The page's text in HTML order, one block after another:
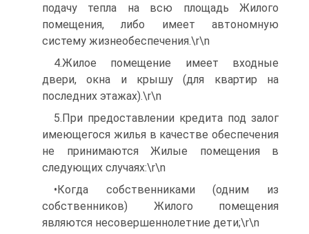
подачу тепла на всю площадь Жилого
помещения, либо имеет автономную
систему жизнеобеспечения.\r\n
4.Жилое помещение имеет входные
двери, окна и крышу (для квартир на
последних этажах).\r\n
5.При предоставлении кредита под залог
имеющегося жилья в качестве обеспечения
не принимаются Жилые помещения в
следующих случаях:\r\n
•Когда собственниками (одним из
собственников) Жилого помещения
являются несовершеннолетние дети;\r\n